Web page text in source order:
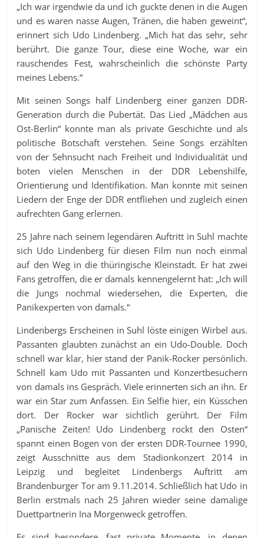
„Ich war irgendwie da und ich guckte denen in die Augen
und es waren nasse Augen, Tränen, die haben geweint“,
erinnert sich Udo Lindenberg. „Mich hat das sehr, sehr
berührt. Die ganze Tour, diese eine Woche, war ein
rauschendes Fest, wahrscheinlich die schönste Party
meines Lebens.“
Mit seinen Songs half Lindenberg einer ganzen DDR-
Generation durch die Pubertät. Das Lied „Mädchen aus
Ost-Berlin“ konnte man als private Geschichte und als
politische Botschaft verstehen. Seine Songs erzählten
von der Sehnsucht nach Freiheit und Individualität und
boten vielen Menschen in der DDR Lebenshilfe,
Orientierung und Identifikation. Man konnte mit seinen
Liedern der Enge der DDR entfliehen und zugleich einen
aufrechten Gang erlernen.
25 Jahre nach seinem legendären Auftritt in Suhl machte
sich Udo Lindenberg für diesen Film nun noch einmal
auf den Weg in die thüringische Kleinstadt. Er hat zwei
Fans getroffen, die er damals kennengelernt hat: „Ich will
die Jungs nochmal wiedersehen, die Experten, die
Panikexperten von damals.“
Lindenbergs Erscheinen in Suhl löste einigen Wirbel aus.
Passanten glaubten zunächst an ein Udo-Double. Doch
schnell war klar, hier stand der Panik-Rocker persönlich.
Schnell kam Udo mit Passanten und Konzertbesuchern
von damals ins Gespräch. Viele erinnerten sich an ihn. Er
war ein Star zum Anfassen. Ein Selfie hier, ein Küsschen
dort. Der Rocker war sichtlich gerührt. Der Film
„Panische Zeiten! Udo Lindenberg rockt den Osten“
spannt einen Bogen von der ersten DDR-Tournee 1990,
zeigt Ausschnitte aus dem Stadionkonzert 2014 in
Leipzig und begleitet Lindenbergs Auftritt am
Brandenburger Tor am 9.11.2014. Schließlich hat Udo in
Berlin erstmals nach 25 Jahren wieder seine damalige
Duettpartnerin Ina Morgenweck getroffen.